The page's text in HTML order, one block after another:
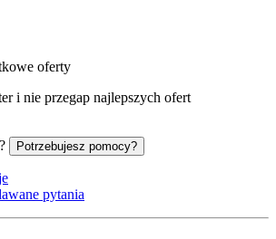
oferty
i nie przegap najlepszych ofert
Potrzebujesz pomocy?
pytania